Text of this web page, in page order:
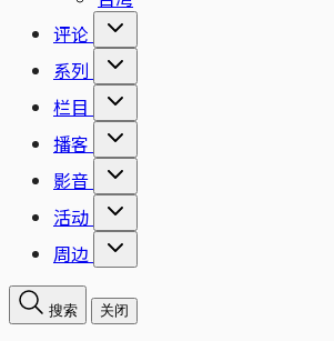
评论
系列
栏目
播客
影音
活动
周边
搜索 关闭